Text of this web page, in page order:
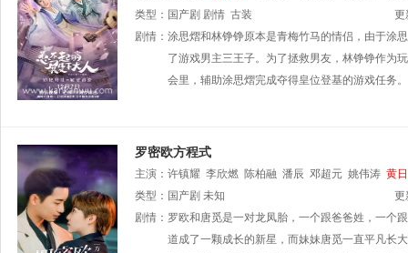
类型： 国产剧 剧情 古装
更
剧情： 涂思熠和林铮铮原本是青梅竹马的情侣，由于涂
了游戏男主三王子。为了拯救男友，林铮铮作为
会里，辅助涂思熠完成夺得皇位登基的游戏任务
罗密欧方程式
主演： 许镇耀 李欣燃 陈柏融 潘辰 邓超元 姚伟涛 黄
类型： 国产剧 未知
更
剧情： 罗欧和唐觅是一对龙凤胎，一个跟爸爸姓，一个
道成了一颗成长的新星，而妹妹唐觅一直平凡长